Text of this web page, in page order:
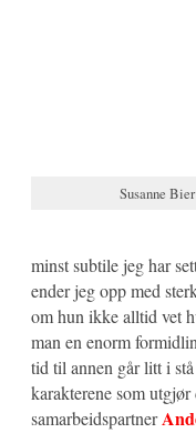
Susanne Bier
minst subtile jeg har
ender jeg opp med
om hun ikke alltid vet
man en enorm
tid til annen går litt i
karakterene som
samarbeidspartner